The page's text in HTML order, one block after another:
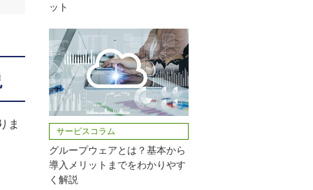
ま
ット
サービスコラム
グループウェアとは？基本から
導入メリットまでをわかりやす
く解説